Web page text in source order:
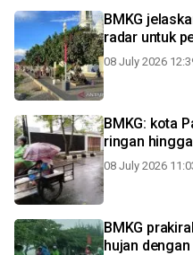
BMKG
radar untuk
08 July 2026
BMKG: kota
ringan
08 July 2026
BMKG
hujan